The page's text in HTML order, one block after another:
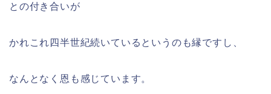
との付き合いが
かれこれ四半世紀続いているというのも縁ですし、
なんとなく恩も感じています。